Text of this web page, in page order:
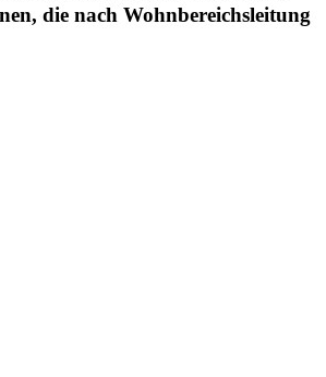
die nach Wohnbereichsleitung